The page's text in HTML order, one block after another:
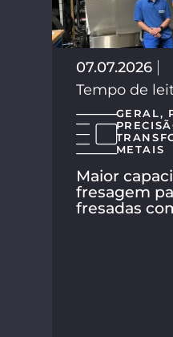
07.07.2026
Tempo de
GERAL,
METAIS
Maior
fresagem
fresadas